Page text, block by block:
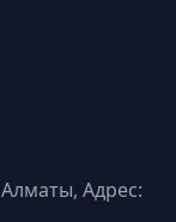
Алматы, Адрес: